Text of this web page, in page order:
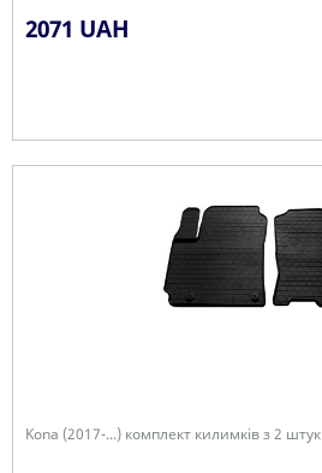
2071 UAH
Kona (2017-...) комплект килимків з 2 штук